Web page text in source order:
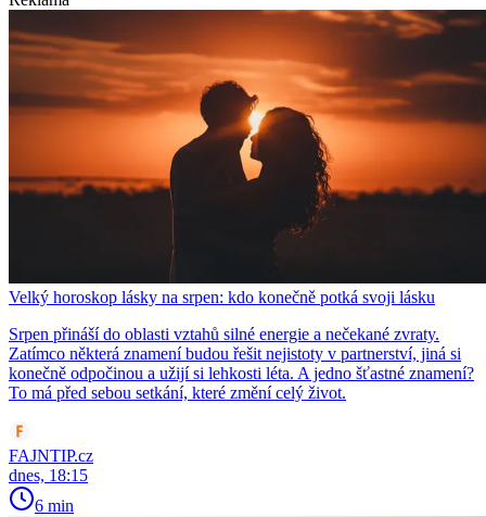
Velký horoskop lásky na srpen: kdo konečně potká svoji lásku
Srpen přináší do oblasti vztahů silné energie a nečekané zvraty.
Zatímco některá znamení budou řešit nejistoty v partnerství, jiná si
konečně odpočinou a užijí si lehkosti léta. A jedno šťastné znamení?
To má před sebou setkání, které změní celý život.
FAJNTIP.cz
dnes, 18:15
6 min